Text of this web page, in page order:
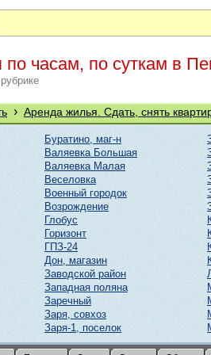
часам, по суткам в
› Аренда жилья. Сдать, снять
Буратино, маг-н
Валяевка Большая
Валяевка Малая
Веселовка
Военный городок
Возрождение
Глобус
Горизонт
ГПЗ-24
Дон, магазин
Заводской район
Западная поляна
Заречный
Заря, совхоз
Заря-1, поселок